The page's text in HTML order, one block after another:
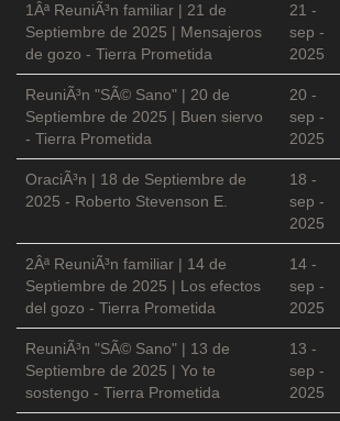
1Âª ReuniÃ³n familiar | 21 de
Septiembre de 2025 | Mensajeros
de gozo - Tierra Prometida
21 -
sep -
2025
ReuniÃ³n "SÃ© Sano" | 20 de
Septiembre de 2025 | Buen siervo
- Tierra Prometida
20 -
sep -
2025
OraciÃ³n | 18 de Septiembre de
2025 - Roberto Stevenson E.
18 -
sep -
2025
2Âª ReuniÃ³n familiar | 14 de
Septiembre de 2025 | Los efectos
del gozo - Tierra Prometida
14 -
sep -
2025
ReuniÃ³n "SÃ© Sano" | 13 de
Septiembre de 2025 | Yo te
sostengo - Tierra Prometida
13 -
sep -
2025